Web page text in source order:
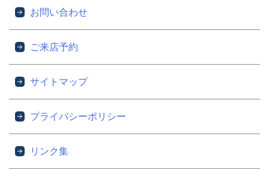
お問い合わせ
ご来店予約
サイトマップ
プライバシーポリシー
リンク集